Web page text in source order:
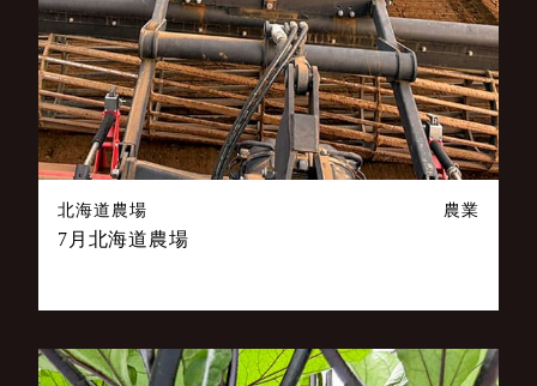
北海道農場 農業
7月北海道農場